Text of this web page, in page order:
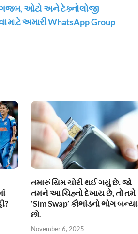
ઓટો અને ટેક્નોલોજી
માટે અમારી WhatsApp Group
તમારું સિમ ચોરી થઈ ગયું છે. જો
તમને આ ચિહ્નો દેખાય છે, તો તમે
‘Sim Swap’ કૌભાંડનો ભોગ બન્યા
છો.
November 6, 2025